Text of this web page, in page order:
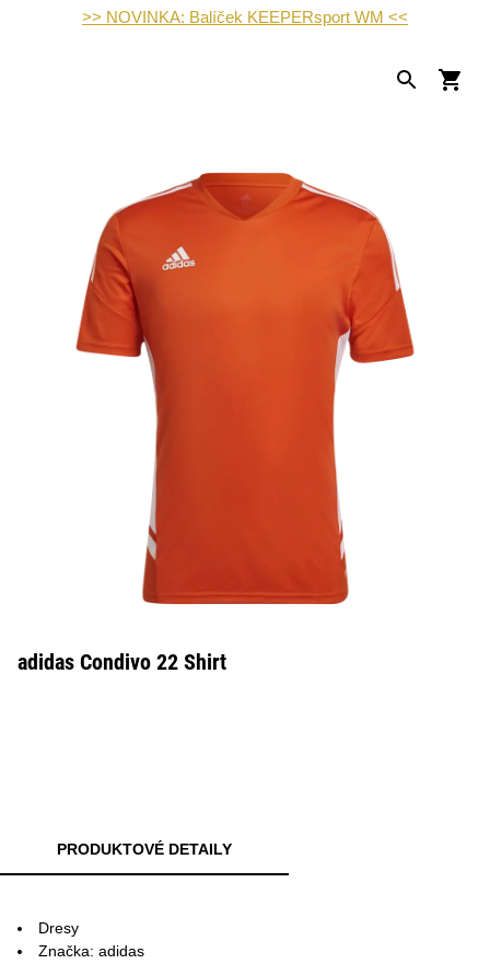
>> NOVINKA: Balíček KEEPERsport WM <<
adidas Condivo 22 Shirt
PRODUKTOVÉ DETAILY
Dresy
Značka: adidas